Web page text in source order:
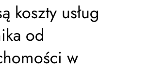
koszty usług
od
w